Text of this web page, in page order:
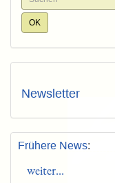
Newsletter
Frühere News:
weiter...